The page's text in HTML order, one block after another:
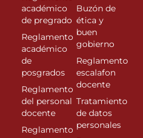
académico
de pregrado
Reglamento
académico
de
posgrados
Reglamento
del personal
docente
Reglamento
Buzón de
ética y
buen
gobierno
Reglamento
escalafon
docente
Tratamiento
de datos
personales